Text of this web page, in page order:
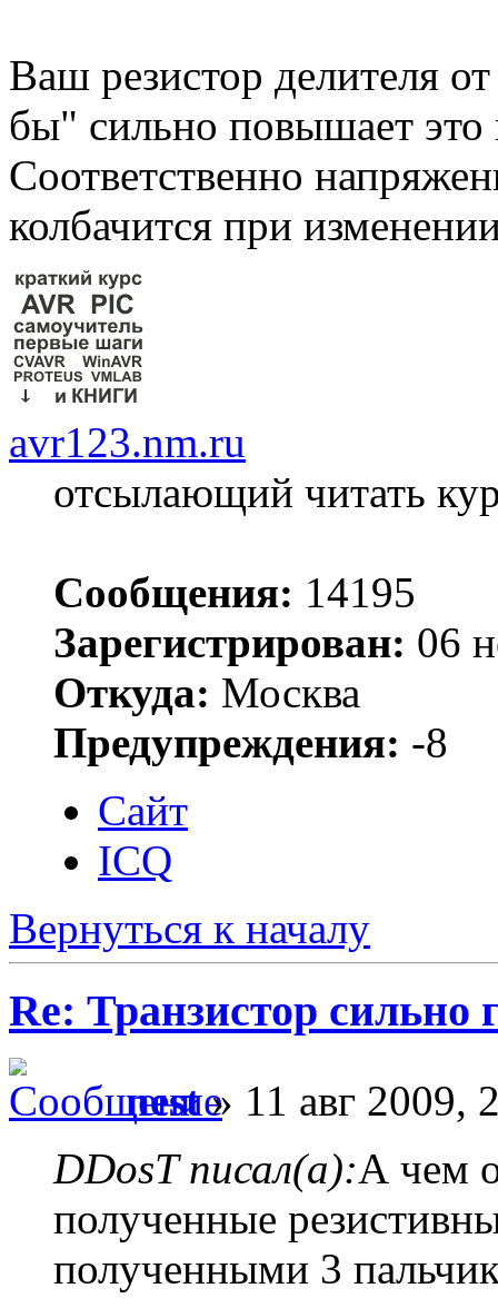
Ваш резистор делителя
бы" сильно повышает это
Соответственно
колбачится при
avr123.nm.ru
отсылающий читать
Сообщения: 14195
Зарегистрирован: 06
Откуда: Москва
Предупреждения: -8
Сайт
ICQ
Вернуться к началу
Re: Транзистор сильно
nest» 11 авг 2009,
DDosT писал(а):А чем
полученные
полученными 3